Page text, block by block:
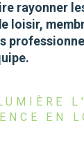
rayonner
loisir,
EN